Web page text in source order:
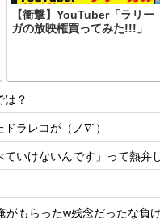
【衝撃】YouTuber「ラリー
ガの放映権買ってみた!!!」
？
ラレコが（ノ∇`）
いけないんです」って熱弁
だったな負け犬w」→取引先社長「